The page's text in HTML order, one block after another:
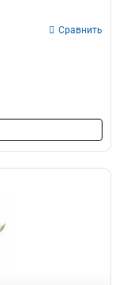
Сравнить